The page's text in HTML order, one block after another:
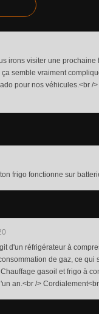
irons visiter une prochaine
semble vraiment
pour nos véhicules.<br /
frigo fonctionne sur
d'un réfrigérateur à
de gaz, ce qui
gasoil et frigo à
an.<br />